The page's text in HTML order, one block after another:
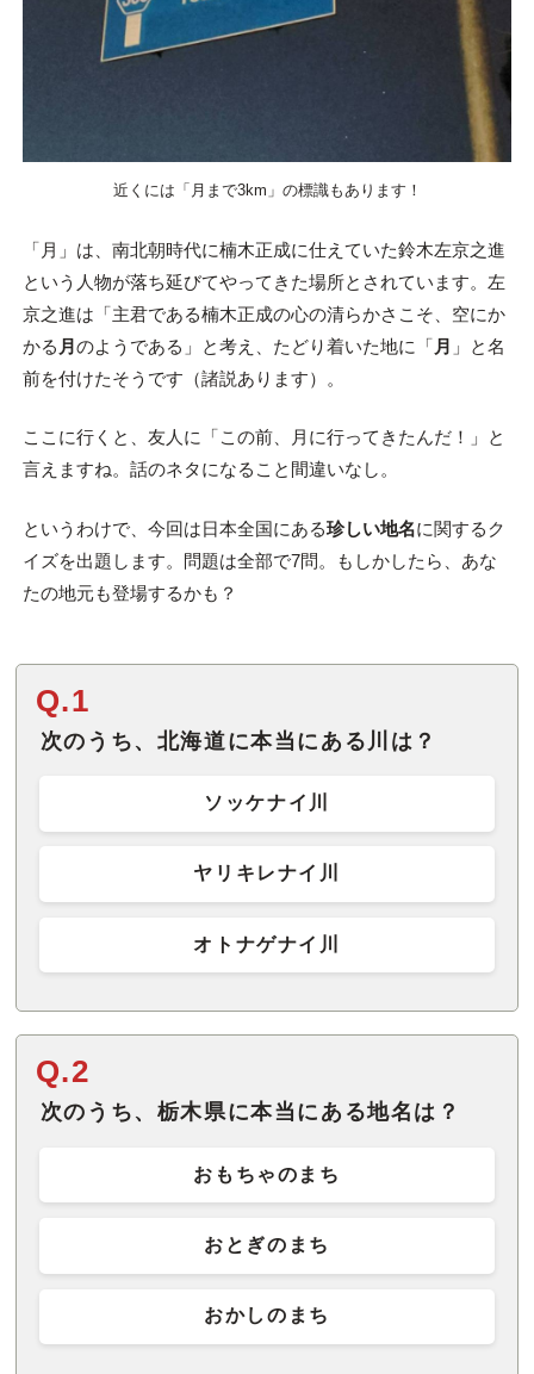
近くには「月まで3km」の標識もあります！
「月」は、南北朝時代に楠木正成に仕えていた鈴木左京之進
という人物が落ち延びてやってきた場所とされています。左
京之進は「主君である楠木正成の心の清らかさこそ、空にか
かる 月 のようである」と考え、たどり着いた地に「 月 」と名
前を付けたそうです（諸説あります）。
ここに行くと、友人に「この前、月に行ってきたんだ！」と
言えますね。話のネタになること間違いなし。
というわけで、今回は日本全国にある珍しい地名に関するク
イズを出題します。問題は全部で7問。もしかしたら、あな
たの地元も登場するかも？
Q.1
次のうち、北海道に本当にある川は？
ソッケナイ川
ヤリキレナイ川
オトナゲナイ川
Q.2
次のうち、栃木県に本当にある地名は？
おもちゃのまち
おとぎのまち
おかしのまち